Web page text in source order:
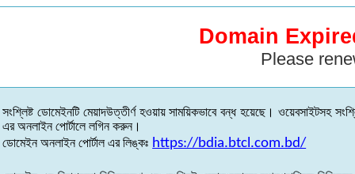
Domain
Please
সংশ্লিষ্ট ডোমেইনটি মেয়াদউত্তীর্ণ হওয়ায় সাময়িকভাবে বন্ধ হয়েছে। ওয়েবসাইটসহ
এর অনলাইন পোর্টালে লগিন করুন।
ডোমেইন অনলাইন পোর্টাল এর লিঙ্কঃ https://bdia.btcl.com.bd/